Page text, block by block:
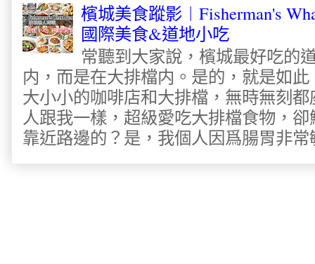
檳城美食蹤影︱Fisherman's
國際美食&道地小吃
常聽到大家說，檳城最好吃的
内，而是在大排檔内。是的，就是如
大小小的咖啡店和大排檔，無時無刻
人跟我一樣，超級愛吃大排檔食物，
靠近路邊的？是，我個人因爲腸胃非